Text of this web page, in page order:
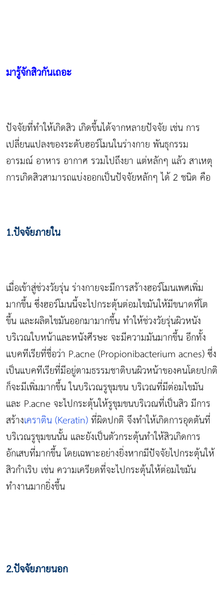
มารู้จักสิวกันเถอะ
ปัจจัยที่ทำให้เกิดสิว เกิดขึ้นได้จากหลายปัจจัย เช่น การ
เปลี่ยนแปลงของระดับฮอร์โมนในร่างกาย พันธุกรรม
อารมณ์ อาหาร อากาศ รวมไปถึงยา แต่หลักๆ แล้ว สาเหตุ
การเกิดสิวสามารถแบ่งออกเป็นปัจจัยหลักๆ ได้ 2 ชนิด คือ
1.ปัจจัยภายใน
เมื่อเข้าสู่ช่วงวัยรุ่น ร่างกายจะมีการสร้างฮอร์โมนเพศเพิ่ม
มากขึ้น ซึ่งฮอร์โมนนี้จะไปกระตุ้นต่อมไขมันให้มีขนาดที่โต
ขึ้น และผลิตไขมันออกมามากขึ้น ทำให้ช่วงวัยรุ่นผิวหนัง
บริเวณใบหน้าและหนังศีรษะ จะมีความมันมากขึ้น อีกทั้ง
แบคทีเรียที่ชื่อว่า P.acne (Propionibacterium acnes) ซึ่ง
เป็นแบคทีเรียที่มีอยู่ตามธรรมชาติบนผิวหน้าของคนโดยปกติ
ก็จะมีเพิ่มมากขึ้น ในบริเวณรูขุมขน บริเวณที่มีต่อมไขมัน
และ P.acne จะไปกระตุ้นให้รูขุมขนบริเวณที่เป็นสิว มีการ
สร้างเคราติน (Keratin)ที่ผิดปกติ จึงทำให้เกิดการอุดตันที่
บริเวณรูขุมขนนั้น และยังเป็นตัวกระตุ้นทำให้สิวเกิดการ
อักเสบที่มากขึ้น โดยเฉพาะอย่างยิ่งหากมีปัจจัยไปกระตุ้นให้
สิวกำเริบ เช่น ความเครียดที่จะไปกระตุ้นให้ต่อมไขมัน
ทำงานมากยิ่งขึ้น
2.ปัจจัยภายนอก